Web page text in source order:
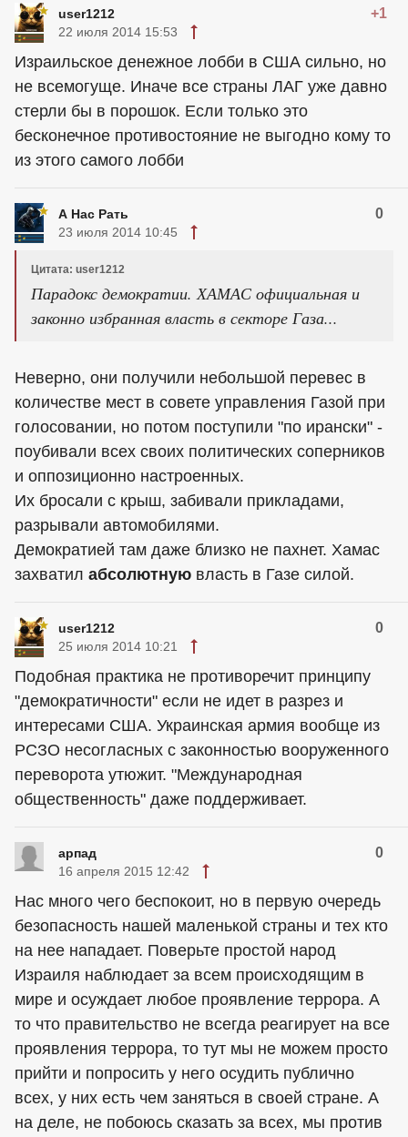
user1212 +1
22 июля 2014 15:53
Израильское денежное лобби в США сильно, но
не всемогуще. Иначе все страны ЛАГ уже давно
стерли бы в порошок. Если только это
бесконечное противостояние не выгодно кому то
из этого самого лобби
А Нас Рать 0
23 июля 2014 10:45
Цитата: user1212
Парадокс демократии. ХАМАС официальная и
законно избранная власть в секторе Газа...
Неверно, они получили небольшой перевес в
количестве мест в совете управления Газой при
голосовании, но потом поступили "по ирански" -
поубивали всех своих политических соперников
и оппозиционно настроенных.
Их бросали с крыш, забивали прикладами,
разрывали автомобилями.
Демократией там даже близко не пахнет. Хамас
захватил абсолютную власть в Газе силой.
user1212 0
25 июля 2014 10:21
Подобная практика не противоречит принципу
"демократичности" если не идет в разрез и
интересами США. Украинская армия вообще из
РСЗО несогласных с законностью вооруженного
переворота утюжит. "Международная
общественность" даже поддерживает.
арпад 0
16 апреля 2015 12:42
Нас много чего беспокоит, но в первую очередь
безопасность нашей маленькой страны и тех кто
на нее нападает. Поверьте простой народ
Израиля наблюдает за всем происходящим в
мире и осуждает любое проявление террора. А
то что правительство не всегда реагирует на все
проявления террора, то тут мы не можем просто
прийти и попросить у него осудить публично
всех, у них есть чем заняться в своей стране. А
на деле, не побоюсь сказать за всех, мы против